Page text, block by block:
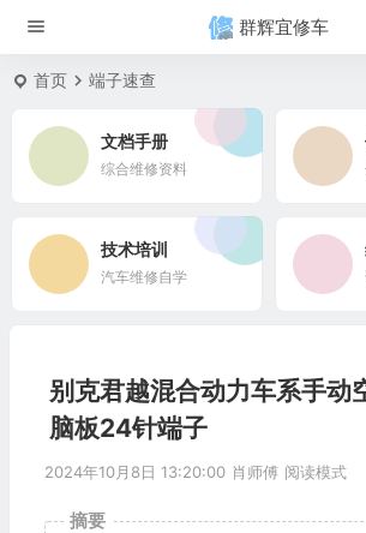
群辉宜修车
首页 端子速查
文档手册
综合维修资料
技术培训
汽车维修自学
别克君越混合动力车系手动
脑板24针端子
2024年10月8日 13:20:00 肖师傅 阅读模式
摘要